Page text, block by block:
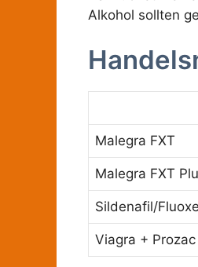
Alkohol sollten
Malegra FXT
Malegra FXT
Sildenafil/
Viagra +